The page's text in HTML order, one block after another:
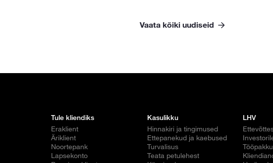
Vaata kõiki uudiseid
Tule kliendiks
Eraklient
Äriklient
Noortepank
Lapsekonto
Kasulikku
Hinnakiri ja tingimused
Ettepanekud ja kaebused
Turvalisus
Teata petulehest
LHV